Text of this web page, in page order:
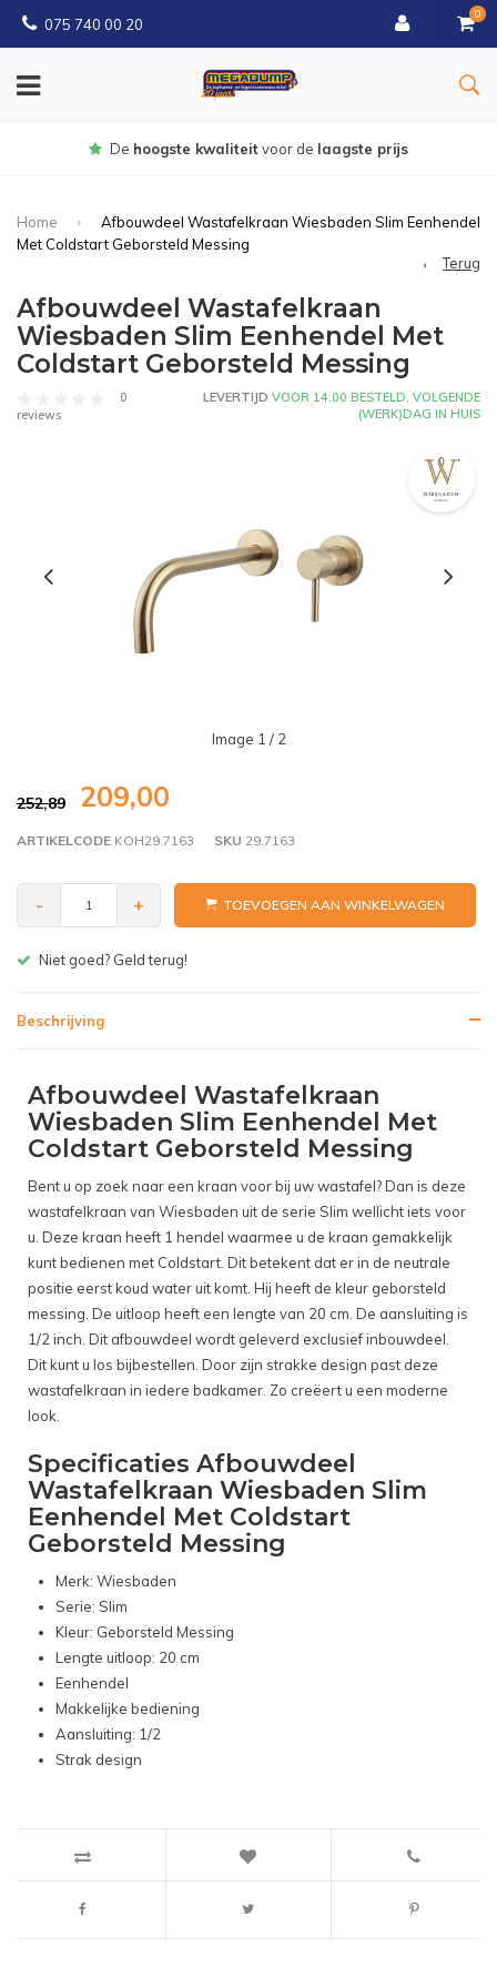
075 740 00 20
0
Gratisbezorgd vanaf € 150
Home
Afbouwdeel Wastafelkraan Wiesbaden Slim Eenhendel
Met Coldstart Geborsteld Messing
Terug
Afbouwdeel Wastafelkraan
Wiesbaden Slim Eenhendel Met
Coldstart Geborsteld Messing
0
reviews
LEVERTIJD VOOR 14:00 BESTELD, VOLGENDE
(WERK)DAG IN HUIS
Image 1 / 2
252,89 209,00
ARTIKELCODE KOH29.7163 SKU 29.7163
- + TOEVOEGEN AAN WINKELWAGEN
Gratis bezorgen v.a. € 150,- (NL)
Beschrijving
Afbouwdeel Wastafelkraan
Wiesbaden Slim Eenhendel Met
Coldstart Geborsteld Messing
Bent u op zoek naar een kraan voor bij uw wastafel? Dan is deze
wastafelkraan van Wiesbaden uit de serie Slim wellicht iets voor
u. Deze kraan heeft 1 hendel waarmee u de kraan gemakkelijk
kunt bedienen met Coldstart. Dit betekent dat er in de neutrale
positie eerst koud water uit komt. Hij heeft de kleur geborsteld
messing. De uitloop heeft een lengte van 20 cm. De aansluiting is
1/2 inch. Dit afbouwdeel wordt geleverd exclusief inbouwdeel.
Dit kunt u los bijbestellen. Door zijn strakke design past deze
wastafelkraan in iedere badkamer. Zo creëert u een moderne
look.
Specificaties Afbouwdeel
Wastafelkraan Wiesbaden Slim
Eenhendel Met Coldstart
Geborsteld Messing
Merk: Wiesbaden
Serie: Slim
Kleur: Geborsteld Messing
Lengte uitloop: 20 cm
Eenhendel
Makkelijke bediening
Aansluiting: 1/2
Strak design